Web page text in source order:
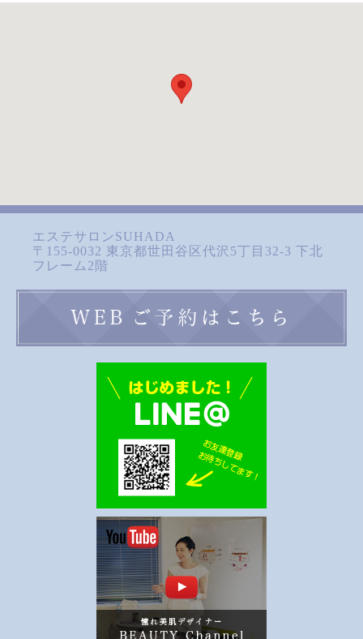
エステサロンSUHADA
〒155-0032 東京都世田谷区代沢5丁目32-3 下北
フレーム2階